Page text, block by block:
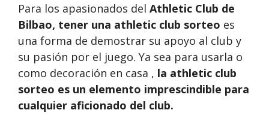
Para los apasionados del Athletic Club de
Bilbao, tener una athletic club sorteo es
una forma de demostrar su apoyo al club y
su pasión por el juego. Ya sea para usarla o
como decoración en casa , la athletic club
sorteo es un elemento imprescindible para
cualquier aficionado del club.